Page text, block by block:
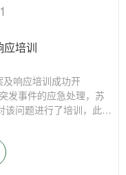
“为居民健康保驾护航
前社区，聚焦人民需求
件二：积极进入社区
极践行企业社会责任，
的公益活动持续的进行下
企业和社会的关爱与温
医养大讲堂系列活动 事
，康复服务送到家”活动
应培训
响应培训成功开
发事件的应急处理，苏
该问题进行了培训，此次
全面且细致的概述了应
的形式呈现了应急预案
任区、确定责任人，落